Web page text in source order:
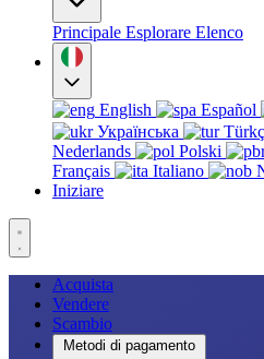
Principale Esplorare Elenco
English Español
Українська
Nederlands
Polski
Français
Italiano
Iniziare
Acquista
Vendere
Scambio
Metodi di pagamento